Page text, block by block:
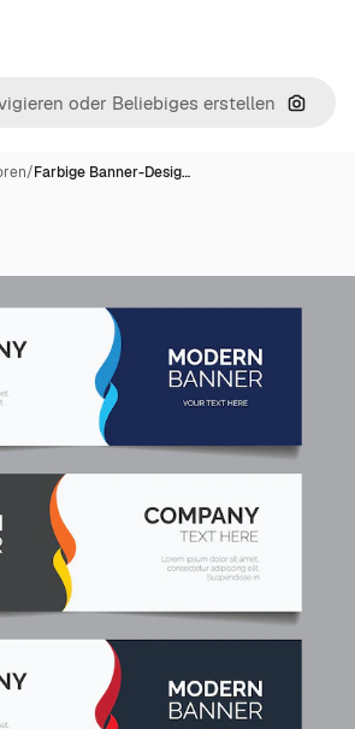
Nach
/Farbige Banner-Desig…